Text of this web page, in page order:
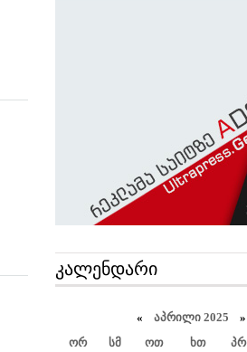
ᲙᲐᲚᲔᲜᲓᲐᲠᲘ
« აპრილი 2025 »
ორ
სმ ოთ ხთ პრ